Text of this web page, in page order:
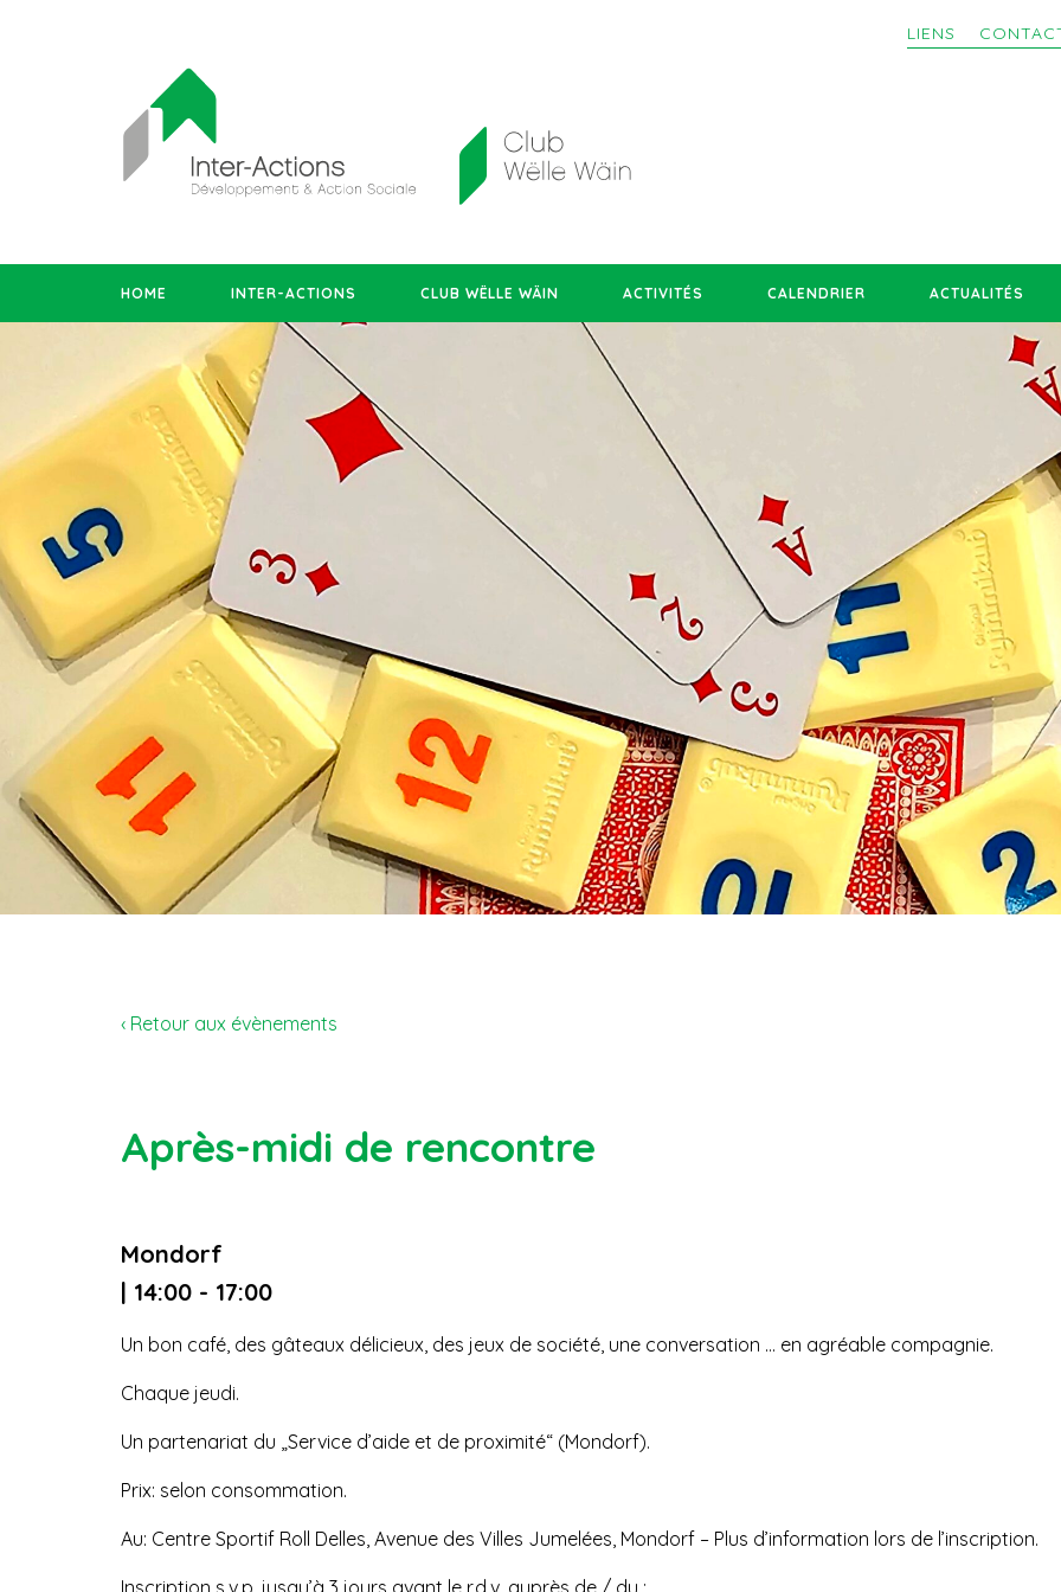
LIENS
HOME INTER-ACTIONS CLUB WËLLE WÄIN ACTIVITÉS CALENDRIER ACTUALITÉS
‹ Retour aux évènements
Après-midi de rencontre
Mondorf
| 14:00 - 17:00
Un bon café, des gâteaux délicieux, des jeux de société, une conversation … en agréable compagnie.
Chaque jeudi.
Un partenariat du „Service d’aide et de proximité“ (Mondorf).
Prix: selon consommation.
Au: Centre Sportif Roll Delles, Avenue des Villes Jumelées, Mondorf – Plus d’information lors de l’inscription.
Inscription s.v.p. jusqu’à 3 jours avant le r.d.v. auprès de / du :